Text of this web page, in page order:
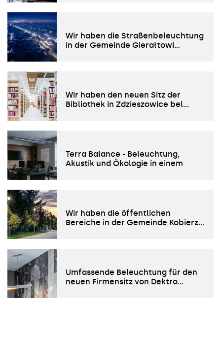
Wir haben die Straßenbeleuchtung
in der Gemeinde Gierałtowi…
Wir haben den neuen Sitz der
Bibliothek in Zdzieszowice bel…
Terra Balance - Beleuchtung,
Akustik und Ökologie in einem
Wir haben die öffentlichen
Bereiche in der Gemeinde Kobierz…
Umfassende Beleuchtung für den
neuen Firmensitz von Dektra…